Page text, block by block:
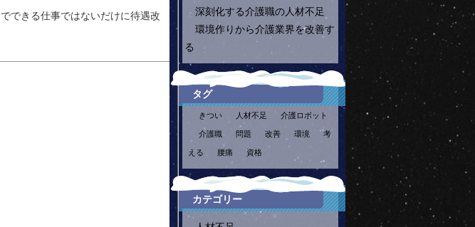
できる仕事ではないだけに待遇改
深刻化する介護職の人材不足
環境作りから介護業界を改善す
る
タグ
きつい 人材不足 介護ロボット
介護職 問題 改善 環境 考
える 腰痛 資格
カテゴリー